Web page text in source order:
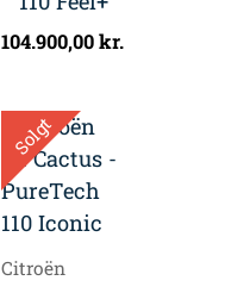
104.900,00kr.
Solgt
Citroën